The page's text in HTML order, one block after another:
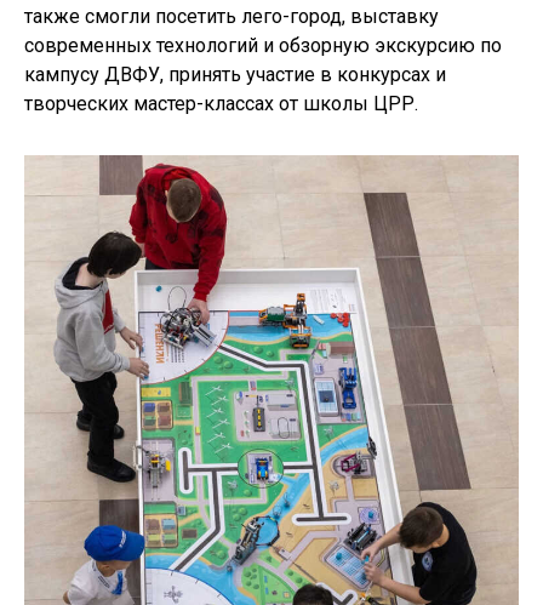
также смогли посетить лего-город, выставку
современных технологий и обзорную экскурсию по
кампусу ДВФУ, принять участие в конкурсах и
творческих мастер-классах от школы ЦРР.